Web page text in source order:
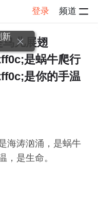
登录 频道
子详情
儿展翅
是蜗牛爬行
是你的手温
海涛汹涌，是蜗牛
，是生命。
新